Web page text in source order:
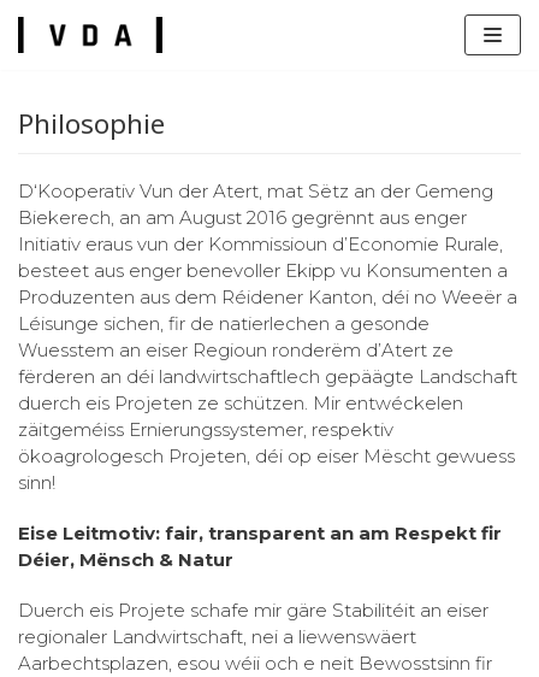
Zum
Inhalt
Philosophie
D‘Kooperativ Vun der Atert, mat Sëtz an der Gemeng
Biekerech, an am August 2016 gegrënnt aus enger
Initiativ eraus vun der Kommissioun d’Economie Rurale,
besteet aus enger benevoller Ekipp vu Konsumenten a
Produzenten aus dem Réidener Kanton, déi no Weeër a
Léisunge sichen, fir de natierlechen a gesonde
Wuesstem an eiser Regioun ronderëm d’Atert ze
fërderen an déi landwirtschaftlech gepäägte Landschaft
duerch eis Projeten ze schützen. Mir entwéckelen
zäitgeméiss Ernierungssystemer, respektiv
ökoagrologesch Projeten, déi op eiser Mëscht gewuess
sinn!
Eise Leitmotiv: fair, transparent an am Respekt fir
Déier, Mënsch & Natur
Duerch eis Projete schafe mir gäre Stabilitéit an eiser
regionaler Landwirtschaft, nei a liewenswäert
Aarbechtsplazen, esou wéii och e neit Bewosstsinn fir